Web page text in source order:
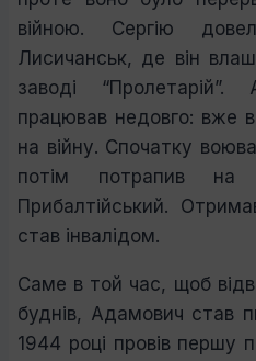
війною. Сергію
Лисичанськ, де він
заводі
працював недовго: вже
на війну. Спочатку
потім потрапив на
Прибалтійський.
став інвалідом.
Саме в той час, щоб
буднів, Адамович став
1944 році провів першу